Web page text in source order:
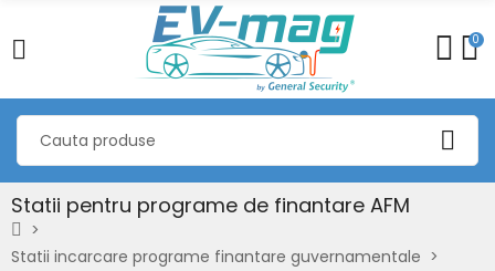
0
Statii pentru programe de finantare AFM
Statii incarcare programe finantare guvernamentale